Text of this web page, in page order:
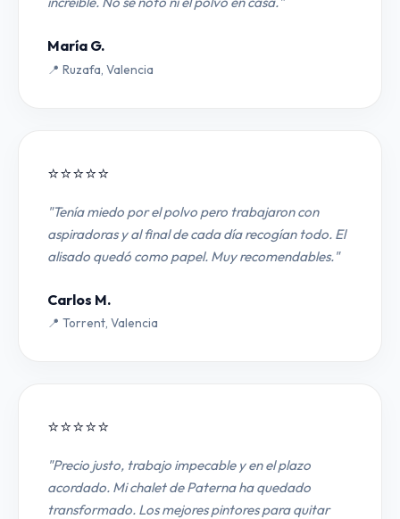
María G.
📍 Ruzafa, Valencia
⭐⭐⭐⭐⭐
"Tenía miedo por el polvo pero trabajaron con
aspiradoras y al final de cada día recogían todo. El
alisado quedó como papel. Muy recomendables."
Carlos M.
📍 Torrent, Valencia
⭐⭐⭐⭐⭐
"Precio justo, trabajo impecable y en el plazo
acordado. Mi chalet de Paterna ha quedado
transformado. Los mejores pintores para quitar